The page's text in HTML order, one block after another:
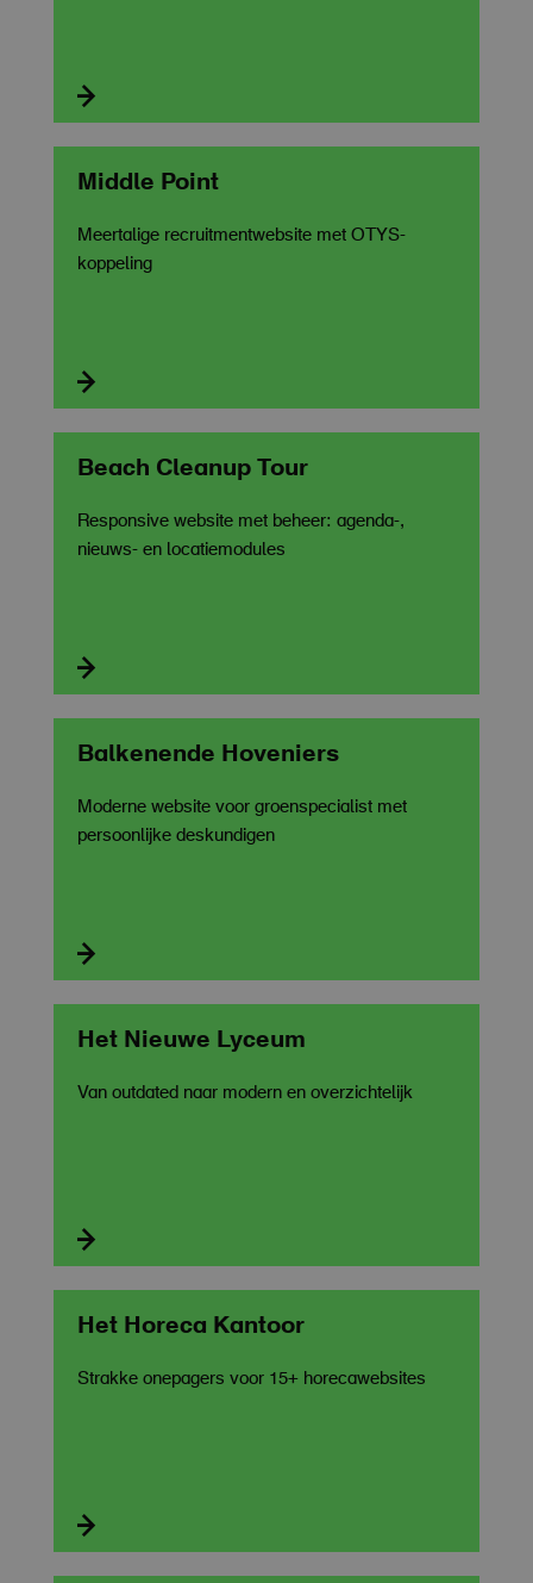

Middle Point
Meertalige recruitmentwebsite met OTYS-
koppeling

Beach Cleanup Tour
Responsive website met beheer: agenda-,
nieuws- en locatiemodules

Balkenende Hoveniers
Moderne website voor groenspecialist met
persoonlijke deskundigen

Het Nieuwe Lyceum
Van outdated naar modern en overzichtelijk

Het Horeca Kantoor
Strakke onepagers voor 15+ horecawebsites
